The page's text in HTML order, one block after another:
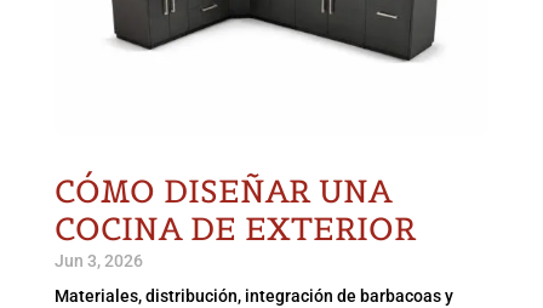
CÓMO DISEÑAR UNA
COCINA DE EXTERIOR
Jun 3, 2026
Materiales, distribución, integración de barbacoas y